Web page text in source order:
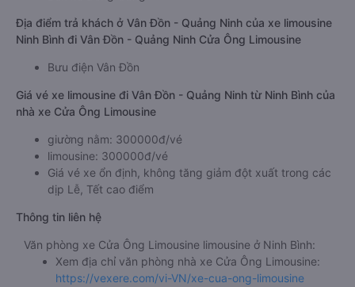
Địa điểm trả khách ở Vân Đồn - Quảng Ninh của xe limousine
Ninh Bình đi Vân Đồn - Quảng Ninh Cửa Ông Limousine
Bưu điện Vân Đồn
Giá vé xe limousine đi Vân Đồn - Quảng Ninh từ Ninh Bình của
nhà xe Cửa Ông Limousine
giường nằm: 300000đ/vé
limousine: 300000đ/vé
Giá vé xe ổn định, không tăng giảm đột xuất trong các
dịp Lễ, Tết cao điểm
Thông tin liên hệ
Văn phòng xe Cửa Ông Limousine limousine ở Ninh Bình:
Xem địa chỉ văn phòng nhà xe Cửa Ông Limousine:
https://vexere.com/vi-VN/xe-cua-ong-limousine